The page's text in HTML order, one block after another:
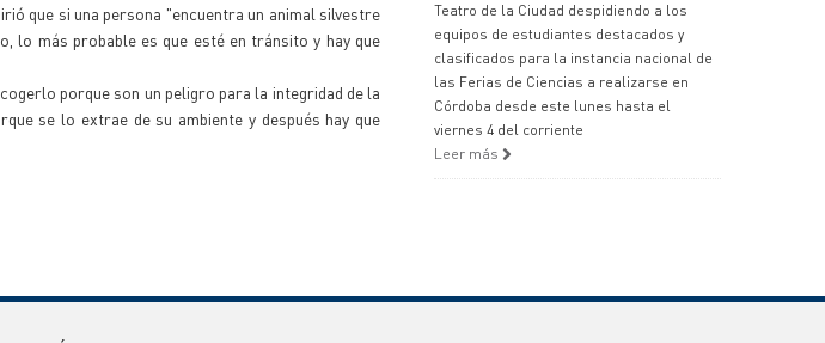
que si una persona "encuentra un animal silvestre
lo más probable es que esté en tránsito y hay que
porque son un peligro para la integridad de la
se lo extrae de su ambiente y después hay que
Teatro de la Ciudad despidiendo a los
equipos de estudiantes destacados y
clasificados para la instancia nacional de
las Ferias de Ciencias a realizarse en
Córdoba desde este lunes hasta el
viernes 4 del corriente
Leer más